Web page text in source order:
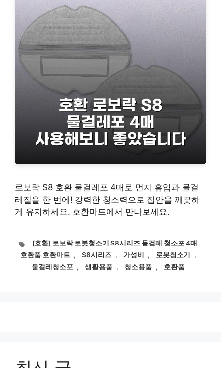
로보락 S8 호환 물걸레포 4매로 먼지 흡입과 물걸
레질을 한 번에! 강력한 청소력으로 집안을 깨끗하
게 유지하세요. 호환마트에서 만나보세요.
태
그
[호환] 로보락 로봇청소기 S8시리즈 물걸레 청소포 4매
호환품 호환마트 , S8시리즈 , 가성비 , 로봇청소기
,
물걸레청소포 , 생활용품 , 청소용품 , 호환품